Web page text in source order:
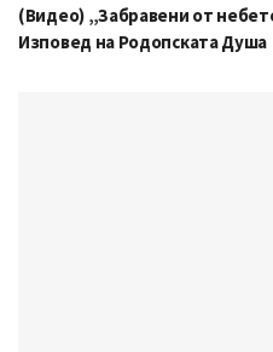
(Видео) „Забравени от
Изповед на Родопската Душа